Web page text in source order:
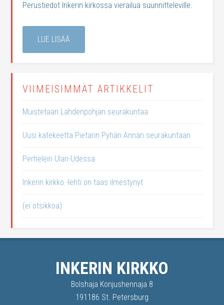
Perustiedot Inkerin kirkossa vierailua suunnitteleville.
LUE LISÄÄ
VIIMEISIMMÄT ARTIKKELIT
Muistetaan Lahdenpohjan seurakuntaa
Uusi katekeetta Pietarin Pyhän Annan seurakuntaan
Perheleiri Ulan-Udessa
Inkerin kirkko -lehti on taas ilmestynyt
(ei otsikkoa)
INKERIN KIRKKO
Bolshaja Konjushennaja 8
191186 St. Petersburg